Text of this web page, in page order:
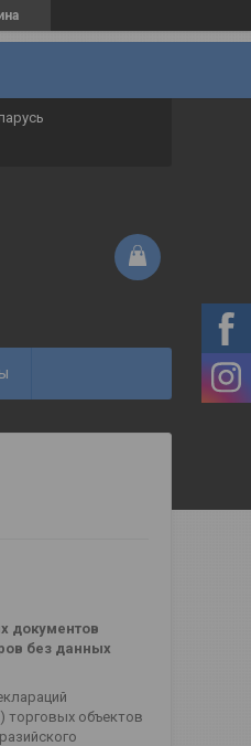
документов
без данных
торговых объектов